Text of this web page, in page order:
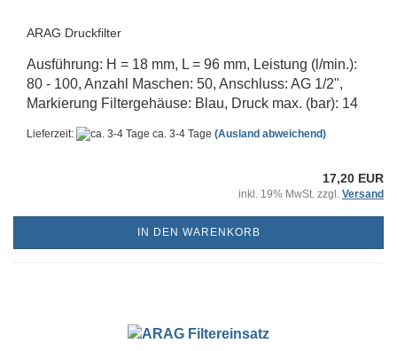
ARAG Druckfilter
Ausführung: H = 18 mm, L = 96 mm, Leistung (l/min.):
80 - 100, Anzahl Maschen: 50, Anschluss: AG 1/2",
Markierung Filtergehäuse: Blau, Druck max. (bar): 14
Lieferzeit: ca. 3-4 Tage (Ausland abweichend)
17,20 EUR
inkl. 19% MwSt. zzgl. Versand
IN DEN WARENKORB